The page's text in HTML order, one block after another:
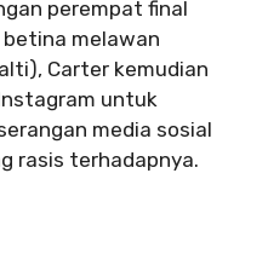
perempat final
melawan
Carter kemudian
untuk
media sosial
rasis terhadapnya.